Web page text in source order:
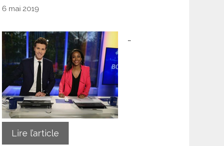
6 mai 2019
…
Lire l’article